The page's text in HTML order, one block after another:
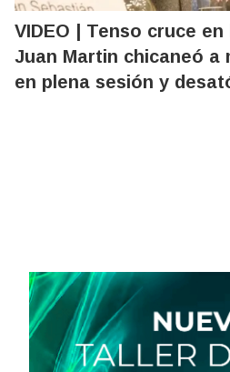
VIDEO | Tenso cruce
Juan Martin chicaneó a
en plena sesión y